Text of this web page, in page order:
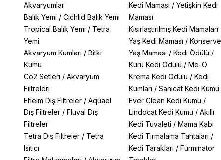
Akvaryumlar
Balık Yemi / Cichlid Balık Yemi
Tropical Balık Yemi / Tetra
Yemi
Akvaryum Kumları / Bitki
Kumu
Co2 Setleri / Akvaryum
Filtreleri
Eheim Dış Filtreler / Aquael
Dış Filtreler / Fluval Dış
Filtreler
Tetra Dış Filtreler / Tetra
Isıtıcı
Kedi Maması / Yetişkin Kedi
Maması
Kısırlaştırılmış Kedi Mamaları
Yaş Kedi Maması / Konserve
Yaş Maması / Kedi Ödülü /
Kuru Kedi Ödülü / Me-O
Krema Kedi Ödülü / Kedi
Kumları / Sanicat Kedi Kumu
Ever Clean Kedi Kumu /
Lindocat Kedi Kumu / Akıllı
Kedi Tuvaleti / Mama Kabı
Kedi Tırmalama Tahtaları /
Kedi Tarakları / Furminator